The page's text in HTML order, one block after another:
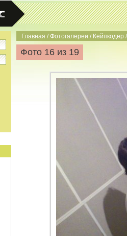
Главная /Фотогалереи / Кейпкодер
Фото 16 из 19